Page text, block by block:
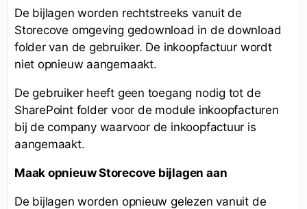
De bijlagen worden rechtstreeks vanuit de
Storecove omgeving gedownload in de download
folder van de gebruiker. De inkoopfactuur wordt
niet opnieuw aangemaakt.
De gebruiker heeft geen toegang nodig tot de
SharePoint folder voor de module inkoopfacturen
bij de company waarvoor de inkoopfactuur is
aangemaakt.
Maak opnieuw Storecove bijlagen aan
De bijlagen worden opnieuw gelezen vanuit de